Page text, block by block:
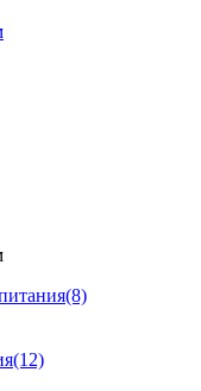
(8)
(12)